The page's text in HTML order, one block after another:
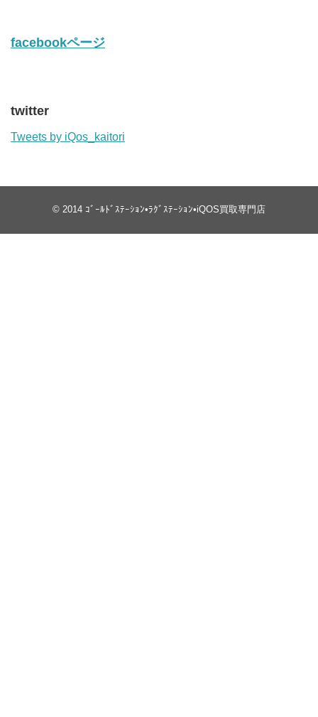
facebookページ
twitter
Tweets by iQos_kaitori
© 2014 ｺﾞｰﾙﾄﾞｽﾃｰｼｮﾝ•ﾗｸﾞｽﾃｰｼｮﾝ•iQOS買取専門店